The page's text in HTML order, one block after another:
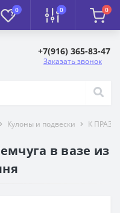
0 0 0
+7(916) 365-83-47
Заказать звонок
Кулоны и подвески К
в вазе из